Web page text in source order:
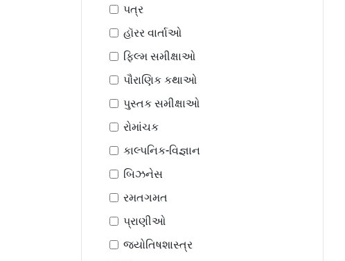
પત્ર
હૉરર વાર્તાઓ
ફિલ્મ સમીક્ષાઓ
પૌરાણિક કથાઓ
પુસ્તક સમીક્ષાઓ
રોમાંચક
કાલ્પનિક-વિજ્ઞાન
બિઝનેસ
રમતગમત
પ્રાણીઓ
જ્યોતિષશાસ્ત્ર